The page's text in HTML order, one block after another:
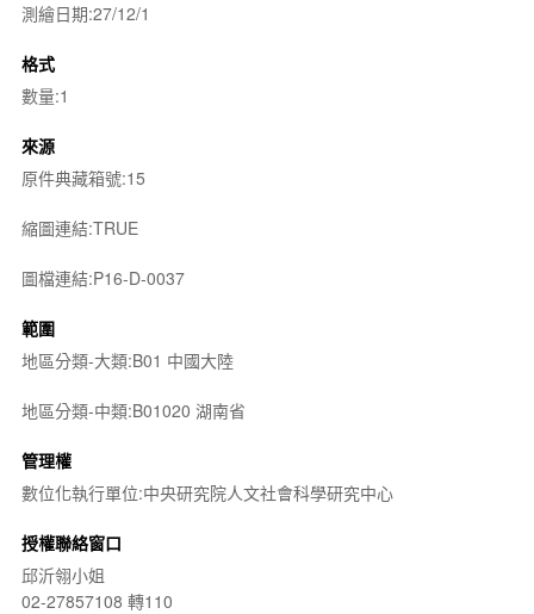
測繪日期:27/12/1
格式
數量:1
來源
原件典藏箱號:15
縮圖連結:TRUE
圖檔連結:P16-D-0037
範圍
地區分類-大類:B01 中國大陸
地區分類-中類:B01020 湖南省
管理權
數位化執行單位:中央研究院人文社會科學研究中心
授權聯絡窗口
邱沂翎小姐
02-27857108 轉110